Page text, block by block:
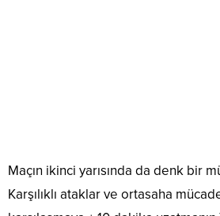
Maçın ikinci yarısında da denk bir
Karşılıklı ataklar ve ortasaha